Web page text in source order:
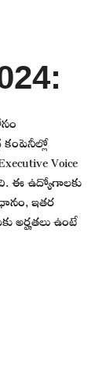
కంపెనీల్లో
Voice
ఈ ఉద్యోగాలకు
ఇతర
అర్హతలు ఉంటే